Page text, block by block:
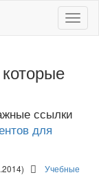
ссылки
для
Учебные